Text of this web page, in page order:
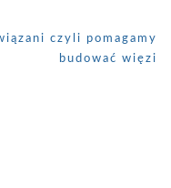
czyli pomagamy
budować więzi